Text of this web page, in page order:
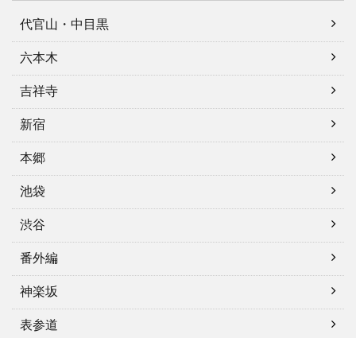
代官山・中目黒
六本木
吉祥寺
新宿
本郷
池袋
渋谷
番外編
神楽坂
表参道